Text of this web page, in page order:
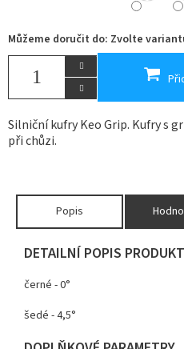
Můžeme doručit do: Zvolte
Silniční kufry Keo Grip. Kufry s
při chůzi.
Popis
DETAILNÍ POPIS
černé - 0°
šedé - 4,5°